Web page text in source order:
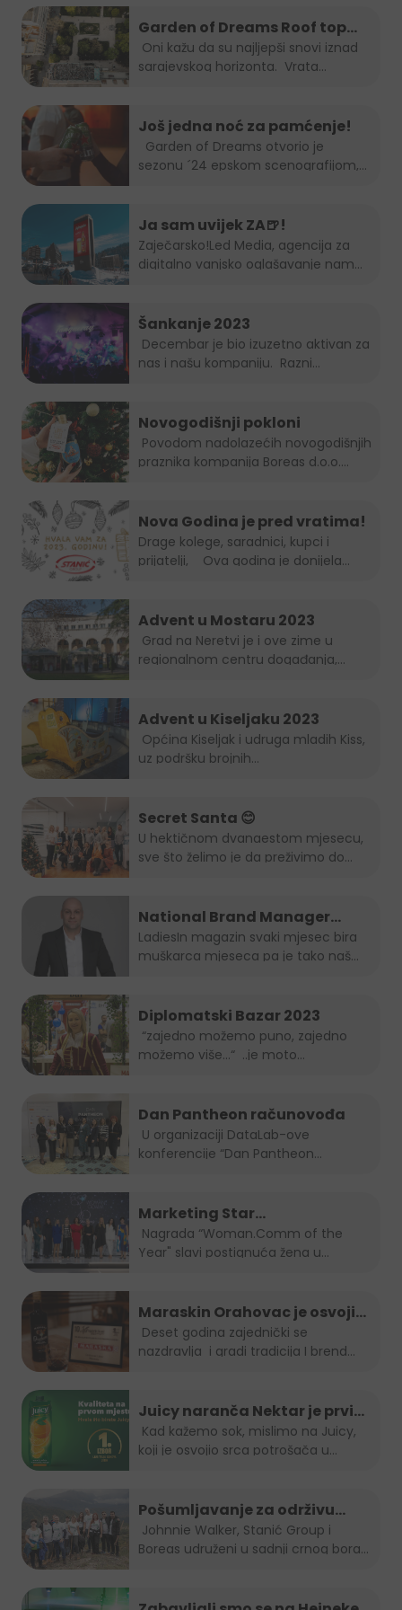
Garden of Dreams Roof top
Session
sarajevskog horizonta. Vrata...
Još jedna noć za pamćenje!
sezonu ´24 epskom scenografijom,...
Ja sam uvijek ZA🍺!
Zaječarsko!Led Media, agencija za
digitalno vanjsko oglašavanje nam
Šankanje 2023
nas i našu kompaniju. Razni...
Novogodišnji pokloni
praznika kompanija Boreas d.o.o....
Nova Godina je pred vratima!
Drage kolege, saradnici, kupci i
prijatelji, Ova godina je donijela...
Advent u Mostaru 2023
regionalnom centru događanja,...
Advent u Kiseljaku 2023
uz podršku brojnih...
Secret Santa 😊
U hektičnom dvanaestom mjesecu,
sve što želimo je da preživimo do...
National Brand Manager
Juicy-ja je muškarac mjeseca
po izboru LadiesIn magazina!
LadiesIn magazin svaki mjesec bira
muškarca mjeseca pa je tako naš...
Diplomatski Bazar 2023
možemo više…“ ..je moto
Dan Pantheon računovođa
konferencije “Dan Pantheon
Marketing Star
Woman.Comm of the Year za
2023 je naša direktorica Amra
Year" slavi postignuća žena u...
Maraskin Orahovac je osvojio
zlatnu plaketu na Spirit fest-u
2023
nazdravlja i gradi tradicija I brend...
Juicy naranča Nektar je prvi
izbor potrošača u BiH
koji je osvojio srca potrošača u
Pošumljavanje za održivu
budućnost
Boreas udruženi u sadnji crnog bora...